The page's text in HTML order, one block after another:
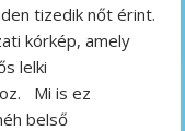
tizedik nőt érint.
kórkép, amely
lelki
Mi is ez
belső